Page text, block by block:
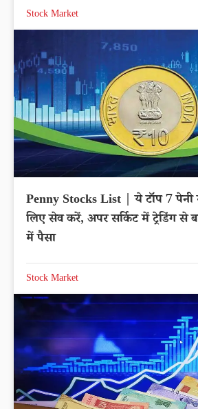
Stock Market
Penny Stocks List | ये टॉप 7 पेनी
लिए सेव करें, अपर सर्किट में ट्रेडिंग से
में पैसा
Stock Market